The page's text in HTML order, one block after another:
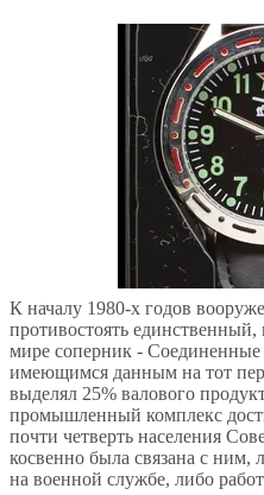
К началу 1980-х годов
противостоять
мире соперник -
имеющимся данным на тот
выделял 25% валового
промышленный комплекс
почти четверть населения
косвенно была связана с ним,
на военной службе, либо